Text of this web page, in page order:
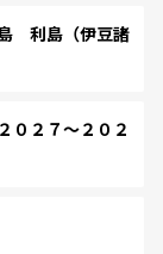
利島（伊豆諸
２７～２０２